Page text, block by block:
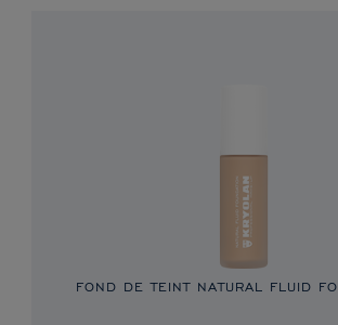
FOND DE TEINT NATURAL FLUID